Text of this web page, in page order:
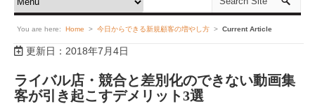
You are here: Home > 今日からできる新規顧客の増やし方 > Current Article
更新日：2018年7月4日
ライバル店・競合と差別化のできない動画集
客が引き起こすデメリット3選